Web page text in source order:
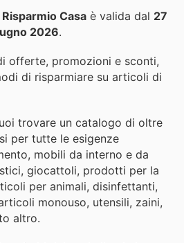
Risparmio Casa è valida dal 27
2026.
offerte, promozioni e sconti,
di risparmiare su articoli di
trovare un catalogo di oltre
per tutte le esigenze
mobili da interno e da
giocattoli, prodotti per la
per animali, disinfettanti,
monouso, utensili, zaini,
altro.